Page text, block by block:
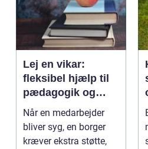
Lej en vikar:
fleksibel hjælp til
pædagogik og
sundhed
Når en medarbejder
bliver syg, en borger
kræver ekstra støtte,